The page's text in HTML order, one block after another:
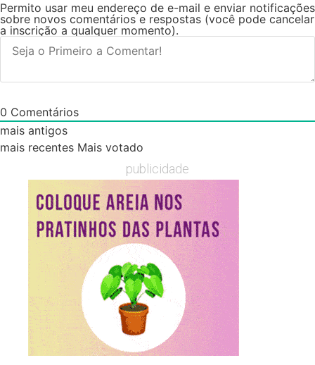
Permito usar meu endereço de e-mail e enviar notificações
sobre novos comentários e respostas (você pode cancelar
a inscrição a qualquer momento).
0 Comentários
mais antigos
mais recentes Mais votado
publicidade